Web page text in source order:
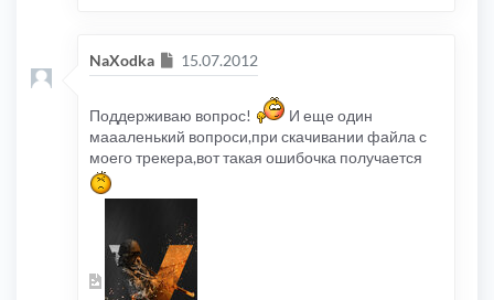
NaXodka Сообщение
15.07.2012
Поддерживаю вопрос!
И еще один
маааленький вопроси,при скачивании файла с
моего трекера,вот такая ошибочка получается